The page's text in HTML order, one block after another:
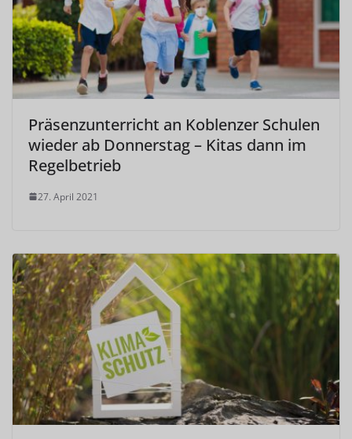
Präsenzunterricht an Koblenzer Schulen
wieder ab Donnerstag – Kitas dann im
Regelbetrieb
27. April 2021